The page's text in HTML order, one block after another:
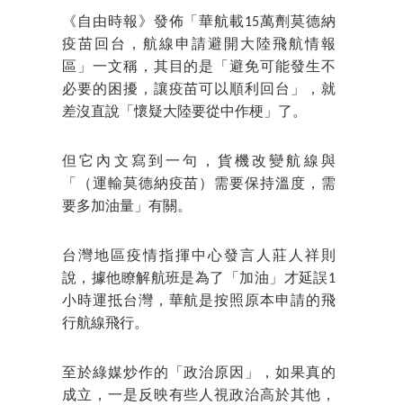
《自由時報》發佈「華航載15萬劑莫德納
疫苗回台，航線申請避開大陸飛航情報
區」一文稱，其目的是「避免可能發生不
必要的困擾，讓疫苗可以順利回台」，就
差沒直說「懷疑大陸要從中作梗」了。
但它內文寫到一句，貨機改變航線與
「（運輸莫德納疫苗）需要保持溫度，需
要多加油量」有關。
台灣地區疫情指揮中心發言人莊人祥則
說，據他瞭解航班是為了「加油」才延誤1
小時運抵台灣，華航是按照原本申請的飛
行航線飛行。
至於綠媒炒作的「政治原因」，如果真的
成立，一是反映有些人視政治高於其他，